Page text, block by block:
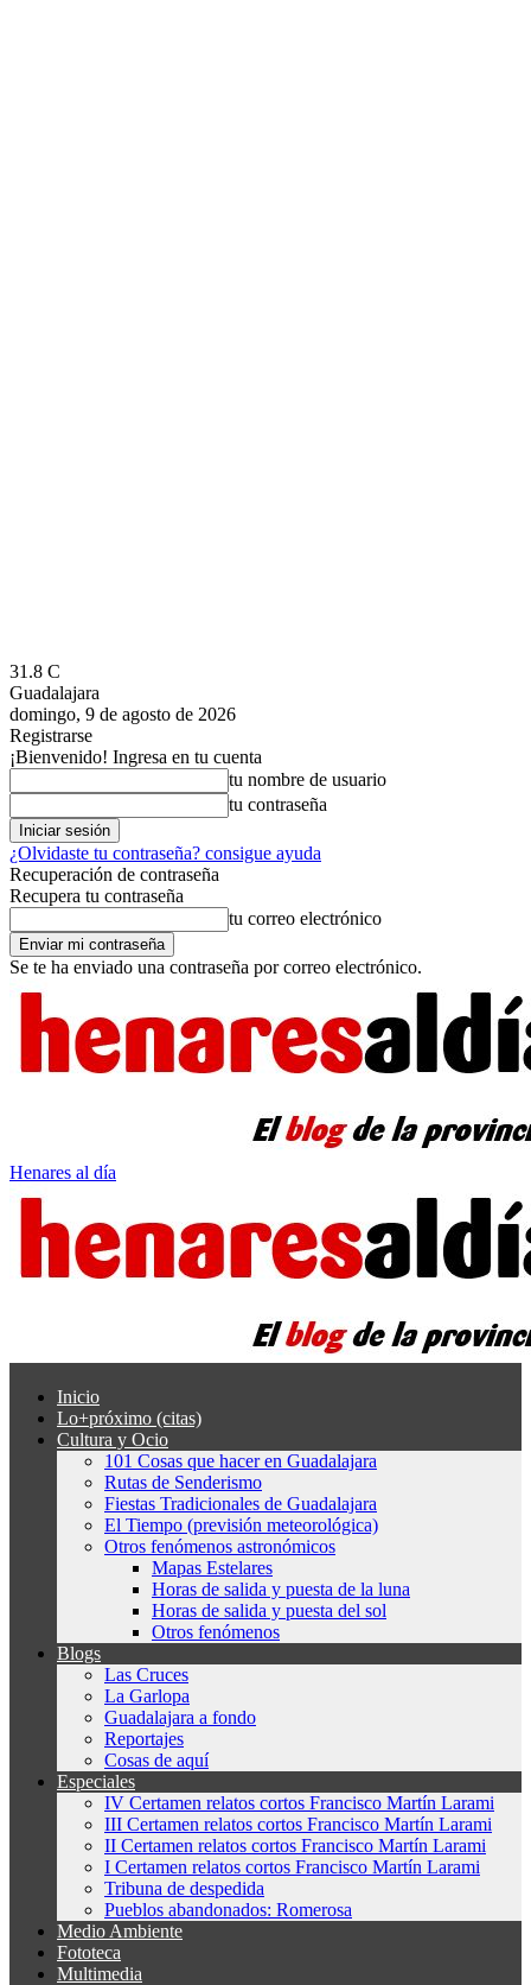
31.8 C
Guadalajara
domingo, 9 de agosto de 2026
Registrarse
¡Bienvenido! Ingresa en tu cuenta
tu nombre de usuario
tu contraseña
¿Olvidaste tu contraseña? consigue ayuda
Recuperación de contraseña
Recupera tu contraseña
tu correo electrónico
Se te ha enviado una contraseña por correo electrónico.
Henares al día
Inicio
Lo+próximo (citas)
Cultura y Ocio
101 Cosas que hacer en Guadalajara
Rutas de Senderismo
Fiestas Tradicionales de Guadalajara
El Tiempo (previsión meteorológica)
Otros fenómenos astronómicos
Mapas Estelares
Horas de salida y puesta de la luna
Horas de salida y puesta del sol
Otros fenómenos
Blogs
Las Cruces
La Garlopa
Guadalajara a fondo
Reportajes
Cosas de aquí
Especiales
IV Certamen relatos cortos Francisco Martín Larami
III Certamen relatos cortos Francisco Martín Larami
II Certamen relatos cortos Francisco Martín Larami
I Certamen relatos cortos Francisco Martín Larami
Tribuna de despedida
Pueblos abandonados: Romerosa
Medio Ambiente
Fototeca
Multimedia